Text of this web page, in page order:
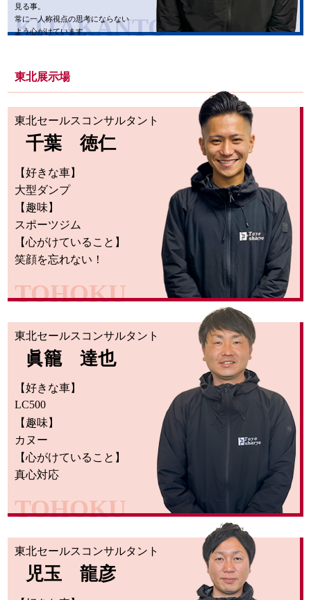
見る事。
常に一人称視点の思考にならない
よう心がけています。
KITAKANTO
東北展示場
東北セールスコンサルタント
千葉 徳仁
【好きな車】
大型ダンプ
【趣味】
スポーツジム
【心がけていること】
笑顔を忘れない！
TOHOKU
東北セールスコンサルタント
眞籠 達也
【好きな車】
LC500
【趣味】
カヌー
【心がけていること】
真心対応
TOHOKU
東北セールスコンサルタント
児玉 龍彦